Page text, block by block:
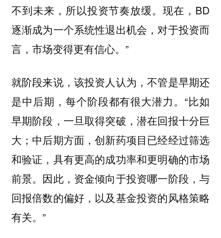
不到未来，所以投资节奏放缓。现在，BD
逐渐成为一个系统性退出机会，对于投资而
言，市场变得更有信心。”
就阶段来说，该投资人认为，不管是早期还
是中后期，每个阶段都有很大潜力。“比如
早期阶段，一旦取得突破，潜在回报十分巨
大；中后期方面，创新药项目已经经过筛选
和验证，具有更高的成功率和更明确的市场
前景。因此，资金倾向于投资哪一阶段，与
回报倍数的偏好，以及基金投资的风格策略
有关。”